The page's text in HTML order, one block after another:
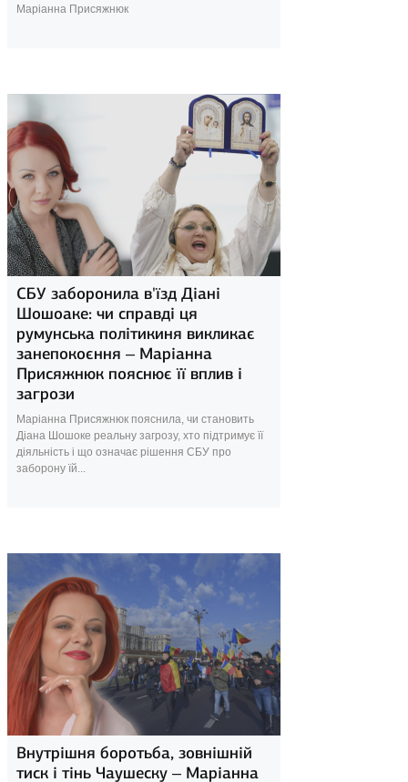
Маріанна Присяжнюк
3 квітня 2025
СБУ заборонила в'їзд Діані
Шошоаке: чи справді ця
румунська політикиня викликає
занепокоєння – Маріанна
Присяжнюк пояснює її вплив і
загрози
Маріанна Присяжнюк пояснила, чи становить
Діана Шошоке реальну загрозу, хто підтримує її
діяльність і що означає рішення СБУ про
заборону їй...
21 березня 2025
Внутрішня боротьба, зовнішній
тиск і тінь Чаушеску – Маріанна